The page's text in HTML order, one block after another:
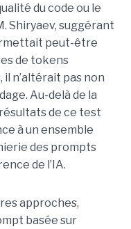
du code ou le
Shiryaev, suggérant
peut-être
de tokens
n’altérait pas non
Au-delà de la
de ce test
à un ensemble
des prompts
de l’IA.
approches,
basée sur